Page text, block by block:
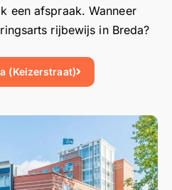
een afspraak. Wanneer
rijbewijs in Breda?
(Keizerstraat)